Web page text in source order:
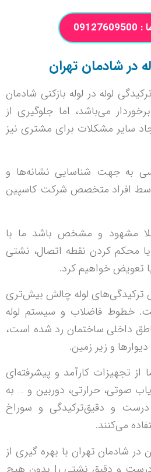
در شادمان تهران
لوله در لوله بازکنی شادمان
می‌باشد، اما جلوگیری از
سایر مشکلات برای مشتری نیز
به جهت شناسایی نشانه‌ها و
افراد متخصص شرکت کاسپین
مشهود و مشخص باشد ما با
محکم کردن نقطه اتصال، نشتی
تعویض خواهیم کرد.
‌ترکیدگی‌های لوله چالش بیش‌تری
خطوط فاضلاب و سیستم لوله
داخلی ساختمان رد شده است،
و زیر زمین.
از تجهیزات کارآمد و پیشرفته‌ای
صوتی، حرارتی، دوربین و … به
و دقیق‌ترکیدگی و سوراخ
می‌کنند.
شادمان تهران با بهره گیری از